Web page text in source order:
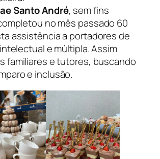
Santo André, sem fins
no mês passado 60
assistência a portadores de
e múltipla. Assim
familiares e tutores, buscando
e inclusão.